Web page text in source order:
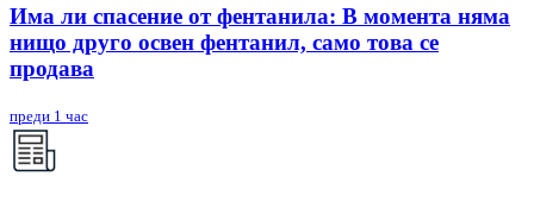
Има ли спасение от фентанила: В момента няма
нищо друго освен фентанил, само това се
продава
преди 1 час